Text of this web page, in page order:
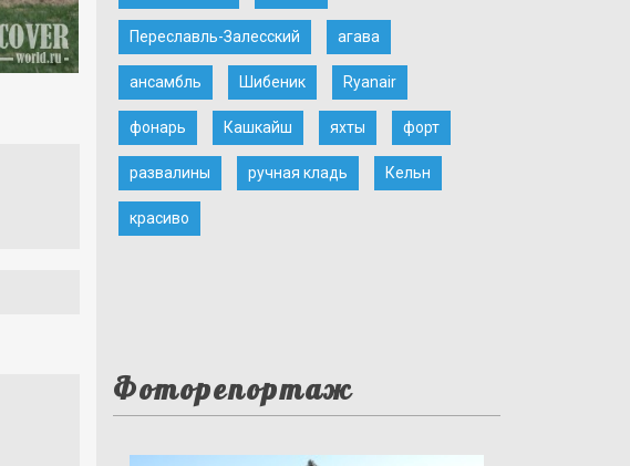
Переславль-Залесский агава
ансамбль Шибеник Ryanair
фонарь Кашкайш яхты форт
развалины ручная кладь Кельн
красиво
Фоторепортаж